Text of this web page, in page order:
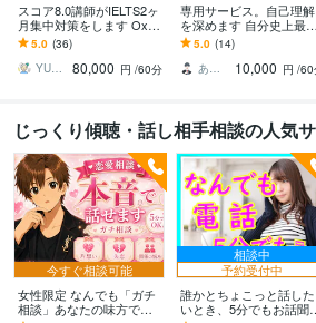
スコア8.0講師がIELTS2ヶ
月集中対策をします Oxfor
d卒の講師による秘伝技を
伝授｜W添削10回分付き
5.0 (36)
YU｜英語リハビリサポート
80,000 円 /60分
専用サービス。自己理解
を深めます 自分史上最強
を更新していきましょ
う！
5.0 (14)
あゆみの☆あなたを応援・肯定し隊
10,000 円 /60
じっくり傾聴・話し相手相談の人気
今すぐ相談可能
女性限定 なんでも「ガチ
相談」あなたの味方で話
相談中
予約受付中
誰かとちょこっと話した
いとき、5分でもお話聞き